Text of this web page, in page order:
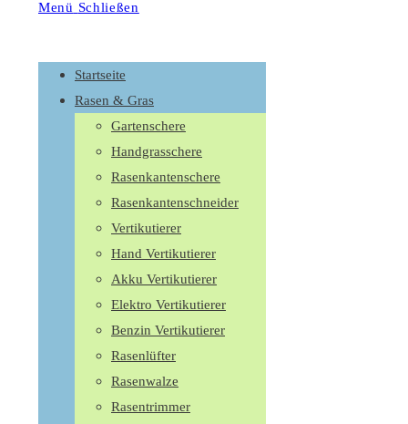
Menü Schließen
Button
einzuklappen
Startseite
Rasen & Gras
Gartenschere
Handgrasschere
Rasenkantenschere
Rasenkantenschneider
Vertikutierer
Hand Vertikutierer
Akku Vertikutierer
Elektro Vertikutierer
Benzin Vertikutierer
Rasenlüfter
Rasenwalze
Rasentrimmer